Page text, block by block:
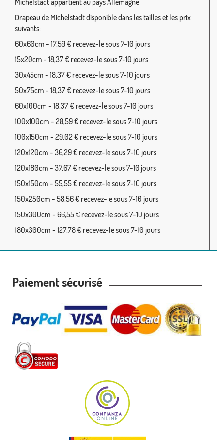
Drapeau de Michelstadt disponible dans les tailles et les prix
suivants:
60x60cm - 17,59 € recevez-le sous 7-10 jours
15x20cm - 18,37 € recevez-le sous 7-10 jours
30x45cm - 18,37 € recevez-le sous 7-10 jours
50x75cm - 18,37 € recevez-le sous 7-10 jours
60x100cm - 18,37 € recevez-le sous 7-10 jours
100x100cm - 28,59 € recevez-le sous 7-10 jours
100x150cm - 29,02 € recevez-le sous 7-10 jours
120x120cm - 36,29 € recevez-le sous 7-10 jours
120x180cm - 37,67 € recevez-le sous 7-10 jours
150x150cm - 55,55 € recevez-le sous 7-10 jours
150x250cm - 58,56 € recevez-le sous 7-10 jours
150x300cm - 66,55 € recevez-le sous 7-10 jours
180x300cm - 127,78 € recevez-le sous 7-10 jours
Paiement sécurisé